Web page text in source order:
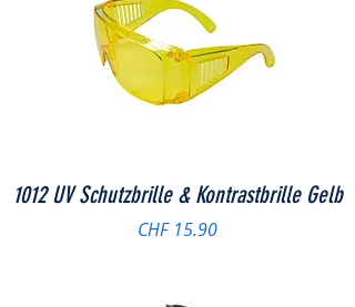
1012 UV Schutzbrille & Kontrastbrille Gelb
Preis
CHF 15.90